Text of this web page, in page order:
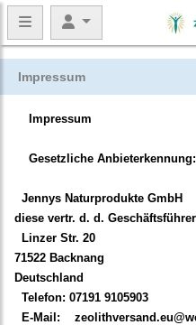
Impressum
Impressum
Gesetzliche Anbieterkennung:
Jennys Naturprodukte GmbH
diese vertr. d. d.
Linzer Str. 20
71522 Backnang
Deutschland
Telefon: 07191 9105903
E-Mail: